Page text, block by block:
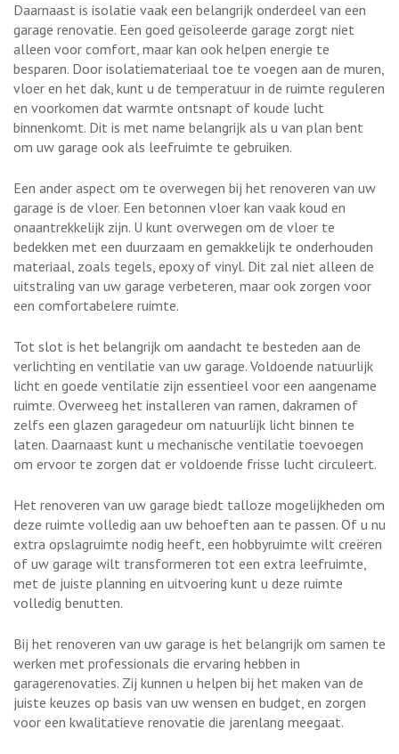
Daarnaast is isolatie vaak een belangrijk onderdeel van een
garage renovatie. Een goed geïsoleerde garage zorgt niet
alleen voor comfort, maar kan ook helpen energie te
besparen. Door isolatiemateriaal toe te voegen aan de muren,
vloer en het dak, kunt u de temperatuur in de ruimte reguleren
en voorkomen dat warmte ontsnapt of koude lucht
binnenkomt. Dit is met name belangrijk als u van plan bent
om uw garage ook als leefruimte te gebruiken.
Een ander aspect om te overwegen bij het renoveren van uw
garage is de vloer. Een betonnen vloer kan vaak koud en
onaantrekkelijk zijn. U kunt overwegen om de vloer te
bedekken met een duurzaam en gemakkelijk te onderhouden
materiaal, zoals tegels, epoxy of vinyl. Dit zal niet alleen de
uitstraling van uw garage verbeteren, maar ook zorgen voor
een comfortabelere ruimte.
Tot slot is het belangrijk om aandacht te besteden aan de
verlichting en ventilatie van uw garage. Voldoende natuurlijk
licht en goede ventilatie zijn essentieel voor een aangename
ruimte. Overweeg het installeren van ramen, dakramen of
zelfs een glazen garagedeur om natuurlijk licht binnen te
laten. Daarnaast kunt u mechanische ventilatie toevoegen
om ervoor te zorgen dat er voldoende frisse lucht circuleert.
Het renoveren van uw garage biedt talloze mogelijkheden om
deze ruimte volledig aan uw behoeften aan te passen. Of u nu
extra opslagruimte nodig heeft, een hobbyruimte wilt creëren
of uw garage wilt transformeren tot een extra leefruimte,
met de juiste planning en uitvoering kunt u deze ruimte
volledig benutten.
Bij het renoveren van uw garage is het belangrijk om samen te
werken met professionals die ervaring hebben in
garagerenovaties. Zij kunnen u helpen bij het maken van de
juiste keuzes op basis van uw wensen en budget, en zorgen
voor een kwalitatieve renovatie die jarenlang meegaat.